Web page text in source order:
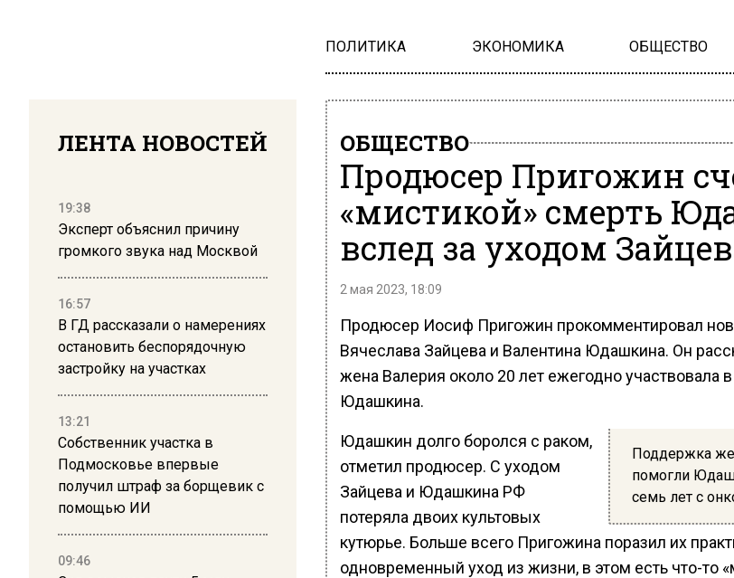
ПОЛИТИКА ЭКОНОМИКА ОБЩЕСТВО
ЛЕНТА НОВОСТЕЙ
19:38
Эксперт объяснил причину
громкого звука над Москвой
16:57
В ГД рассказали о намерениях
остановить беспорядочную
застройку на участках
13:21
Собственник участка в
Подмосковье впервые
получил штраф за борщевик с
помощью ИИ
09:46
ОБЩЕСТВО
Продюсер Пригожин
«мистикой» смерть
вслед за уходом
2 мая 2023, 18:09
Продюсер Иосиф Пригожин прокомментировал
Вячеслава Зайцева и Валентина Юдашкина. Он
жена Валерия около 20 лет ежегодно участвовала
Юдашкина.
Поддержка
помогли
семь лет с
Юдашкин долго боролся с раком,
отметил продюсер. С уходом
Зайцева и Юдашкина РФ
потеряла двоих культовых
кутюрье. Больше всего Пригожина поразил их
одновременный уход из жизни, в этом есть что-то